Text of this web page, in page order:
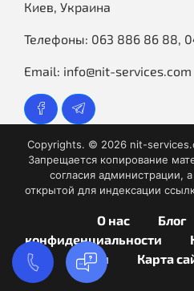
Киев, Украина
Телефоны: 063 886 86 88
Email: info@nit-services.com
Copyrights. © 2026nit-
Запрещается копирование
согласия администрации,
открытой для индексации
О нас Блог
конфиденциальности
услуги
Карта